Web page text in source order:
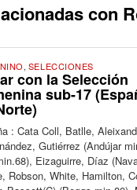
con
, SELECCIONES
con la Selección
sub-17
: Cata Coll, Batlle,
Gutiérrez (Andújar
Eizaguirre, Díaz
Robson, White, Hamilton,